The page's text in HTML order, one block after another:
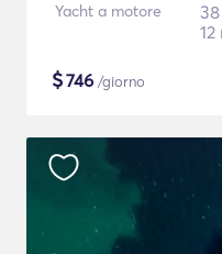
Yacht a motore
12
$746 /giorno